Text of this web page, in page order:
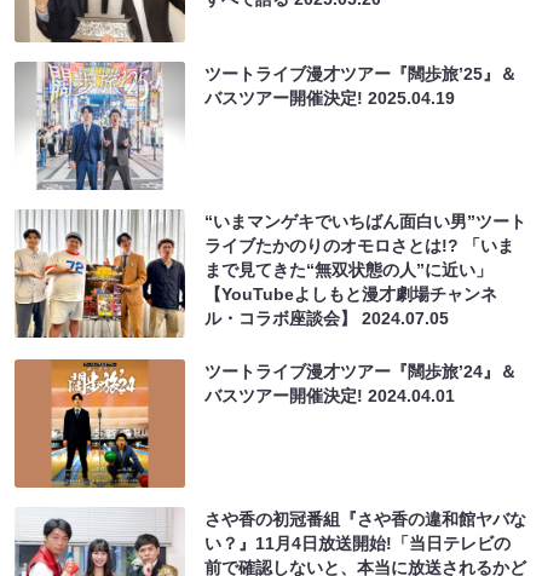
ツートライブ漫才ツアー『闊歩旅’25』＆
バスツアー開催決定!2025.04.19
“いまマンゲキでいちばん面白い男”ツート
ライブたかのりのオモロさとは!? 「いま
まで見てきた“無双状態の人”に近い」
【YouTubeよしもと漫才劇場チャンネ
ル・コラボ座談会】2024.07.05
ツートライブ漫才ツアー『闊歩旅’24』＆
バスツアー開催決定!2024.04.01
さや香の初冠番組『さや香の違和館ヤバな
い？』11月4日放送開始!「当日テレビの
前で確認しないと、本当に放送されるかど